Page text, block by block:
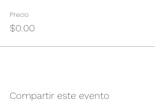
Precio
$0.00
Compartir este evento